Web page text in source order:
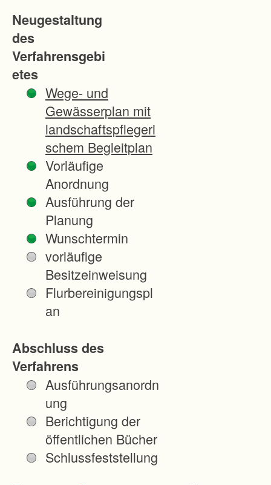
Neugestaltung
des
Verfahrensgebi
etes
Wege- und
Gewässerplan mit
landschaftspflegeri
schem Begleitplan
Vorläufige
Anordnung
Ausführung der
Planung
Wunschtermin
vorläufige
Besitzeinweisung
Flurbereinigungspl
an
Abschluss des
Verfahrens
Ausführungsanordn
ung
Berichtigung der
öffentlichen Bücher
Schlussfeststellung